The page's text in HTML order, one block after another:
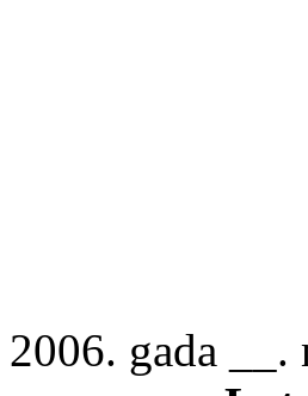
2006. gada __.